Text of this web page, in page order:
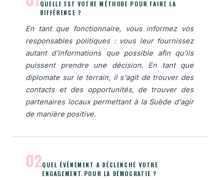
QUELLE EST VOTRE MÉTHODE POUR FAIRE LA
DIFFÉRENCE ?
En tant que fonctionnaire, vous informez vos
responsables politiques : vous leur fournissez
autant d'informations que possible afin qu'ils
puissent prendre une décision. En tant que
diplomate sur le terrain, il s'agit de trouver des
contacts et des opportunités, de trouver des
partenaires locaux permettant à la Suède d'agir
de manière positive.
02QUEL ÉVÉNEMENT A DÉCLENCHÉ VOTRE
ENGAGEMENT POUR LA DÉMOCRATIE ?